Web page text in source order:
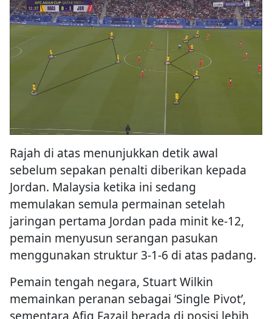
Rajah di atas menunjukkan detik awal
sebelum sepakan penalti diberikan kepada
Jordan. Malaysia ketika ini sedang
memulakan semula permainan setelah
jaringan pertama Jordan pada minit ke-12,
pemain menyusun serangan pasukan
menggunakan struktur 3-1-6 di atas padang.
Pemain tengah negara, Stuart Wilkin
memainkan peranan sebagai ‘Single Pivot’,
sementara Afiq Fazail berada di posisi lebih